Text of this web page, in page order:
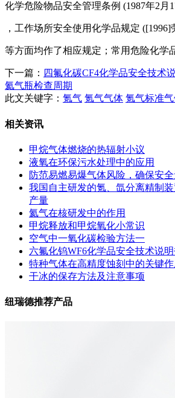
化学危险物品安全管理条例 (1987年2
，工作场所安全使用化学品规定
等方面均作了相应规定；常用危险化学
下一篇： 四氟化碳CF4化学品安全技术
氦气瓶检查周期
此文关键字： 氪气 氪气气体 氪气标准
相关资讯
甲烷气体燃烧的热辐射小议
液氧在环保污水处理中的应用
防范易燃易爆气体风险，确保安
我国自主研发的氪、氙分离精制
产量
氦气在核研发中的作用
甲烷释放和甲烷氧化小常识
空气中一氧化碳检验方法一
六氟化钨WF6化学品安全技术说明
特种气体在高精度蚀刻中的关键作
干冰的保存方法及注意事项
纽瑞德推荐产品